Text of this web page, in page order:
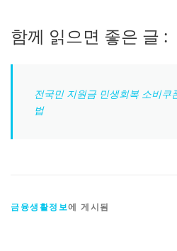
함께 읽으면 좋은 글 :
전국민 지원금 민생회복 소비쿠
법
금융생활정보에 게시됨